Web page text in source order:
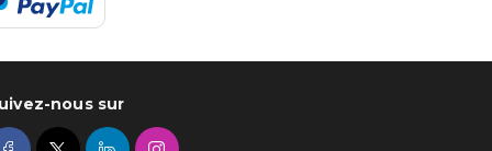
nous sur